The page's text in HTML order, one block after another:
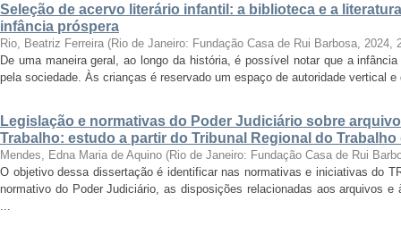
Seleção de acervo literário infantil: a biblioteca e a
infância próspera
Rio, Beatriz Ferreira (Rio de Janeiro: Fundação Casa de Rui Barbosa, 2024
De uma maneira geral, ao longo da história, é possível notar que a
pela sociedade. Às crianças é reservado um espaço de autoridade vertical
Legislação e normativas do Poder Judiciário sobre
Trabalho: estudo a partir do Tribunal Regional do Trabalho
Mendes, Edna Maria de Aquino (Rio de Janeiro: Fundação Casa de Rui
O objetivo dessa dissertação é identificar nas normativas e iniciativas do
normativo do Poder Judiciário, as disposições relacionadas aos arquivos e